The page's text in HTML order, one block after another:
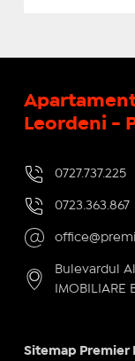
Leordeni -
0727.737.225
0723.363.867
Bulevardul
IMOBILIARE
Sitemap Premier